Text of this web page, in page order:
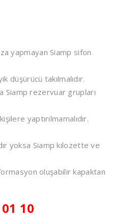
yapmayan Siamp sifon
takılmalıdır.
Siamp rezervuar grupları
yaptırılmamalıdır.
yoksa Siamp kılozette ve
oluşabilir kapaktan
10